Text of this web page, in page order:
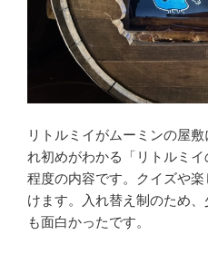
リトルミイがムーミンの屋
れ初めがわかる「リトルミ
程度の内容です。クイズや
けます。入れ替え制のため
も面白かったです。